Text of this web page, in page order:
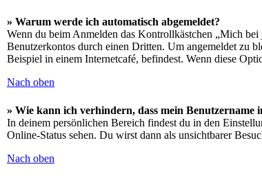
» Warum werde ich automatisch abgemeldet?
Wenn du beim Anmelden das Kontrollkästchen „Mich
Benutzerkontos durch einen Dritten. Um angemeldet zu
Beispiel in einem Internetcafé, befindest. Wenn diese
Nach oben
» Wie kann ich verhindern, dass mein Benutzername
In deinem persönlichen Bereich findest du in den
Online-Status sehen. Du wirst dann als unsichtbarer
Nach oben